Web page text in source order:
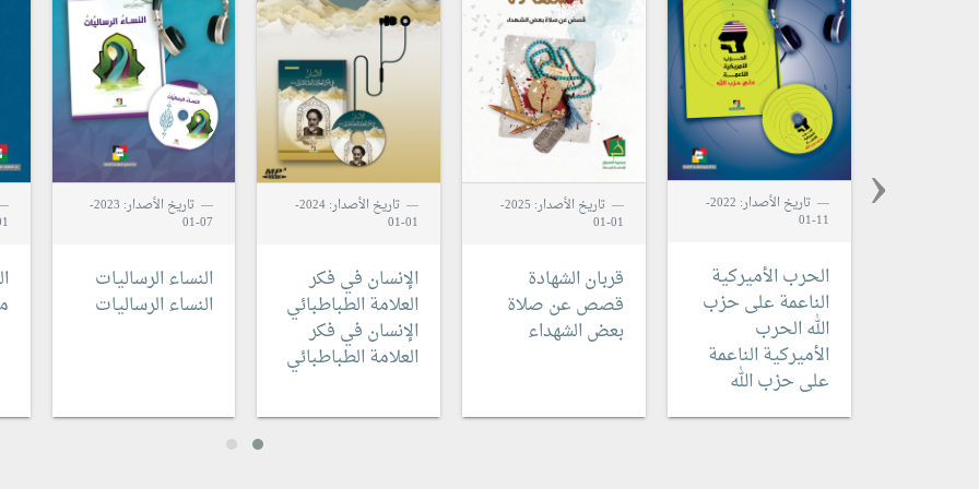
تاريخ الأصدار: 2022-
11-01
الحرب الأميركية
الناعمة على حزب
اللهالحرب
الأميركية الناعمة
على حزب الله
تاريخ الأصدار: 2025-
01-01
قربان الشهادة
قصص عن صلاة
بعض الشهداء
تاريخ الأصدار: 2024-
01-01
الإنسان في فكر
العلامة الطباطبائي
الإنسان في فكر
العلامة الطباطبائي
تاريخ الأصدار: 2023-
07-01
النساء الرساليات
النساء الرساليات
‹